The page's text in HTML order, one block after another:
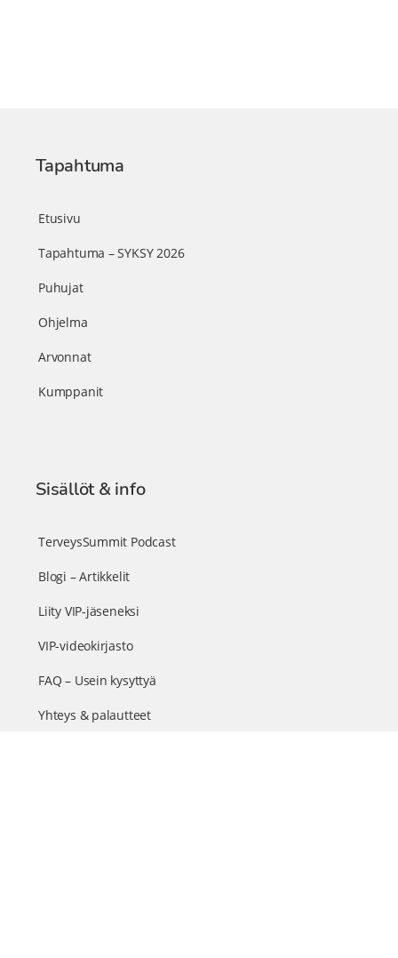
Tapahtuma
Etusivu
Tapahtuma – SYKSY 2026
Puhujat
Ohjelma
Arvonnat
Kumppanit
Sisällöt & info
TerveysSummit Podcast
Blogi – Artikkelit
Liity VIP-jäseneksi
VIP-videokirjasto
FAQ – Usein kysyttyä
Yhteys & palautteet